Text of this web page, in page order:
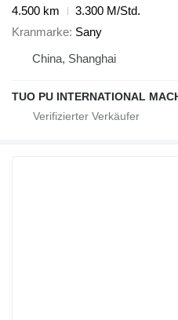
4.500 km
3.300 M/Std.
Kranmarke Sany
China, Shanghai